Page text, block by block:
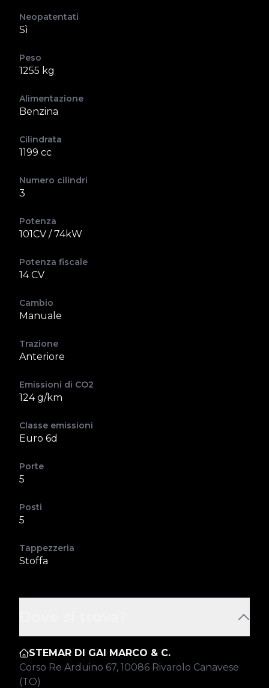
Neopatentati
Sì
Peso
1255 kg
Alimentazione
Benzina
Cilindrata
1199 cc
Numero cilindri
3
Potenza
101CV / 74kW
Potenza fiscale
14 CV
Cambio
Manuale
Trazione
Anteriore
Emissioni di CO2
124 g/km
Classe emissioni
Euro 6d
Porte
5
Posti
5
Tappezzeria
Stoffa
STEMAR DI GAI MARCO & C.
Corso Re Arduino 67, 10086 Rivarolo Canavese
(TO)